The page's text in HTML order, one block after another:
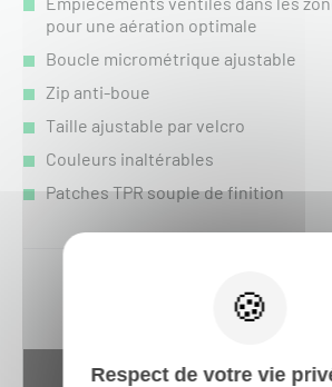
pour une aération optimale
Boucle micrométrique ajustable
Zip anti-boue
Taille ajustable par velcro
Couleurs inaltérables
Patches TPR souple de finition
Respect de votre vie